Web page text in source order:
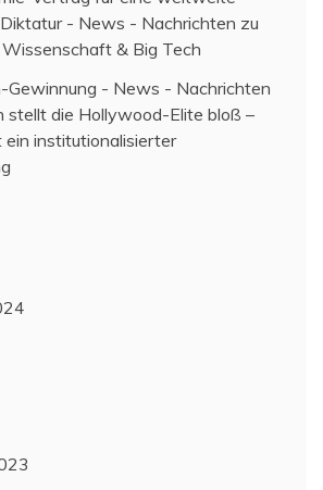
- News - Nachrichten zu
& Big Tech
Gewinnung - News - Nachrichten
stellt die Hollywood-Elite bloß –
institutionalisierter